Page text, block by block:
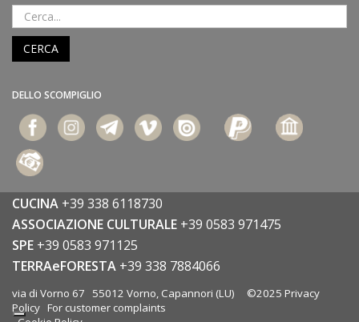
CERCA
DELLO SCOMPIGLIO
CUCINA +39 338 6118730
ASSOCIAZIONE CULTURALE +39 0583 971475
SPE +39 0583 971125
TERRAeFORESTA +39 338 7884066
via di Vorno 67 55012 Vorno, Capannori (LU) ©2025 Privacy
Policy For customer complaints